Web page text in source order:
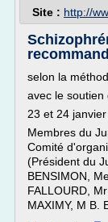
Site : http://
selon la
avec le soutien
23 et 24
Membres du
Comité
(Président du
BENSIMON,
FALLOURD,
MAXIMY, M B.